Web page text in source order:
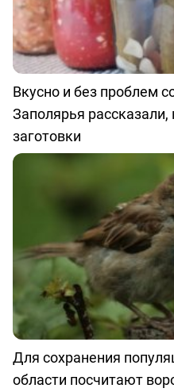
Вкусно и без проблем
Заполярья
заготовки
Для сохранения
области посчитают